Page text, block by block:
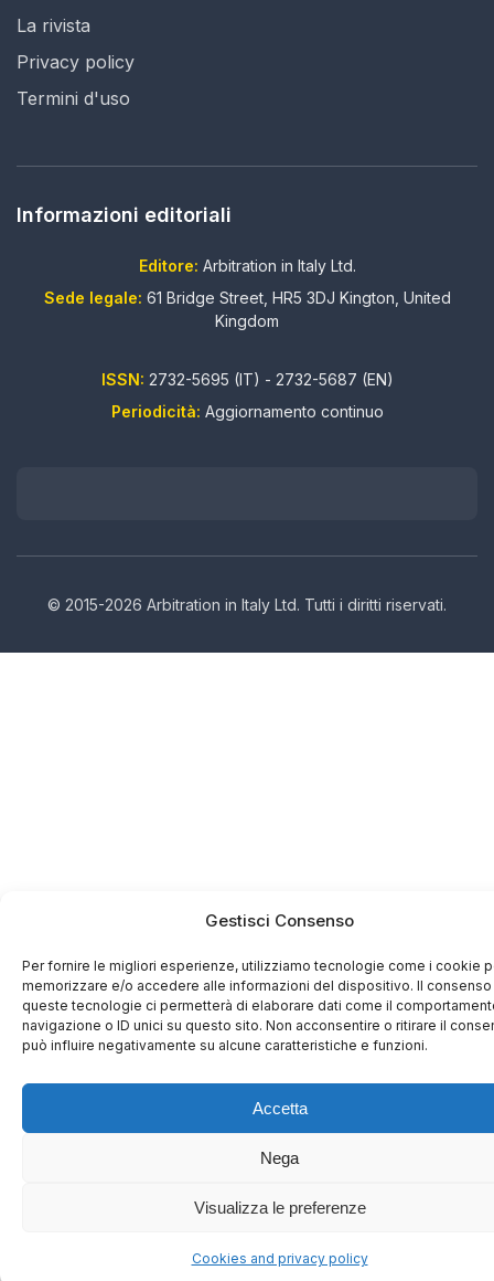
Gestisci Consenso
Per fornire le migliori esperienze, utilizziamo tecnologie come i cookie
memorizzare e/o accedere alle informazioni del dispositivo. Il consenso
queste tecnologie ci permetterà di elaborare dati come il
navigazione o ID unici su questo sito. Non acconsentire o ritirare il
può influire negativamente su alcune caratteristiche e funzioni.
Accetta
Nega
Visualizza le preferenze
Cookies and privacy policy
La rivista
Privacy policy
Termini d'uso
Informazioni editoriali
Editore: Arbitration in Italy Ltd.
Sede legale: 61 Bridge Street, HR5 3DJ Kington, United
Kingdom
ISSN: 2732-5695 (IT) - 2732-5687 (EN)
Periodicità: Aggiornamento continuo
© 2015-2026 Arbitration in Italy Ltd. Tutti i diritti riservati.